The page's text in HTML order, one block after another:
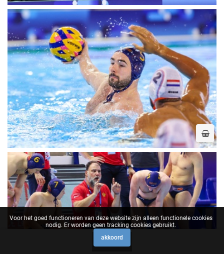
0
Voor het goed functioneren van deze website zijn alleen functionele cookies
nodig. Er worden geen tracking cookies gebruikt.
akkoord